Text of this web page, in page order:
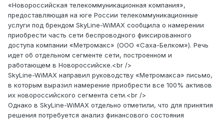
«Новороссийская телекоммуникационная компания»,
предоставляющая на юге России телекоммуникационные
услуги под брендом SkyLine-WiMAX сообщила о намерении
приобрести часть сети беспроводного фиксированного
доступа компании «Метромакс» (ООО «Саха-Белком»). Речь
идет об отдельном сегменте сети, построенном и
работающем в Новороссийске.<br />
SkyLine-WiMAX направил руководству «Метромакса» письмо,
в которым выразил намерение приобрести все 100% активов
их новороссийского сегмента сети.<br />
Однако в SkyLine-WiMAX отдельно отметили, что для принятия
решения потребуется анализ финансового состояния